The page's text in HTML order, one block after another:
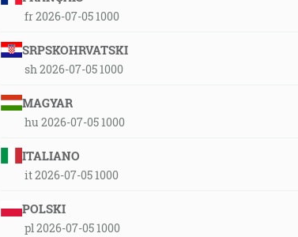
fr 2026-07-05 1000
SRPSKOHRVATSKI
sh 2026-07-05 1000
MAGYAR
hu 2026-07-05 1000
ITALIANO
it 2026-07-05 1000
POLSKI
pl 2026-07-05 1000